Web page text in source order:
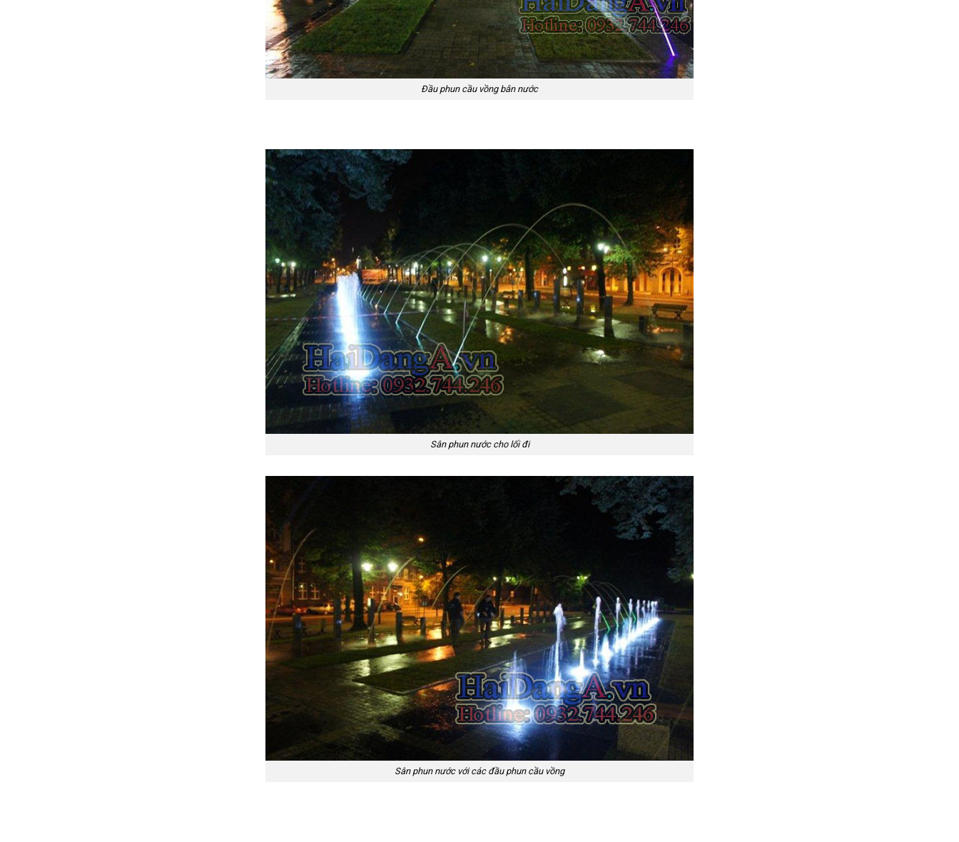
Đầu phun cầu vồng bắn nước
Sân phun nước cho lối đi
Sân phun nước với các đầu phun cầu vồng